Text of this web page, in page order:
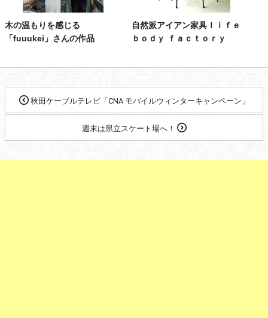
木の温もりを感じる
「fuuukei」さんの作品
自然派アイアン家具ｌｉｆｅ
ｂｏｄｙ ｆａｃｔｏｒｙ
秋田ケーブルテレビ「CNA モバイルウィンターキャンペーン」
週末は県立スケート場へ！